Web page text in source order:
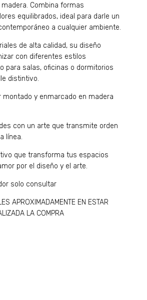
Combina formas
equilibrados, ideal para darle un
a cualquier ambiente.
de alta calidad, su diseño
con diferentes estilos
para salas, oficinas o dormitorios
distintivo.
montado y enmarcado en madera
con un arte que transmite orden
línea.
que transforma tus espacios
por el diseño y el arte.
solo consultar
APROXIMADAMENTE EN ESTAR
LA COMPRA